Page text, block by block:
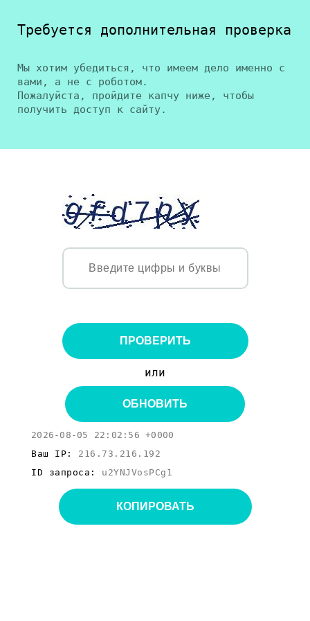
Требуется дополнительная проверка
Мы хотим убедиться, что имеем дело именно с
вами, а не с роботом.
Пожалуйста, пройдите капчу ниже, чтобы
получить доступ к сайту.
ПРОВЕРИТЬ
или
ОБНОВИТЬ
2026-08-05 22:02:56 +0000
Ваш IP: 216.73.216.192
ID запроса: u2YNJVosPCg1
КОПИРОВАТЬ